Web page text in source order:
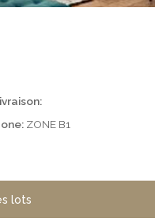
ZONE B1
lots